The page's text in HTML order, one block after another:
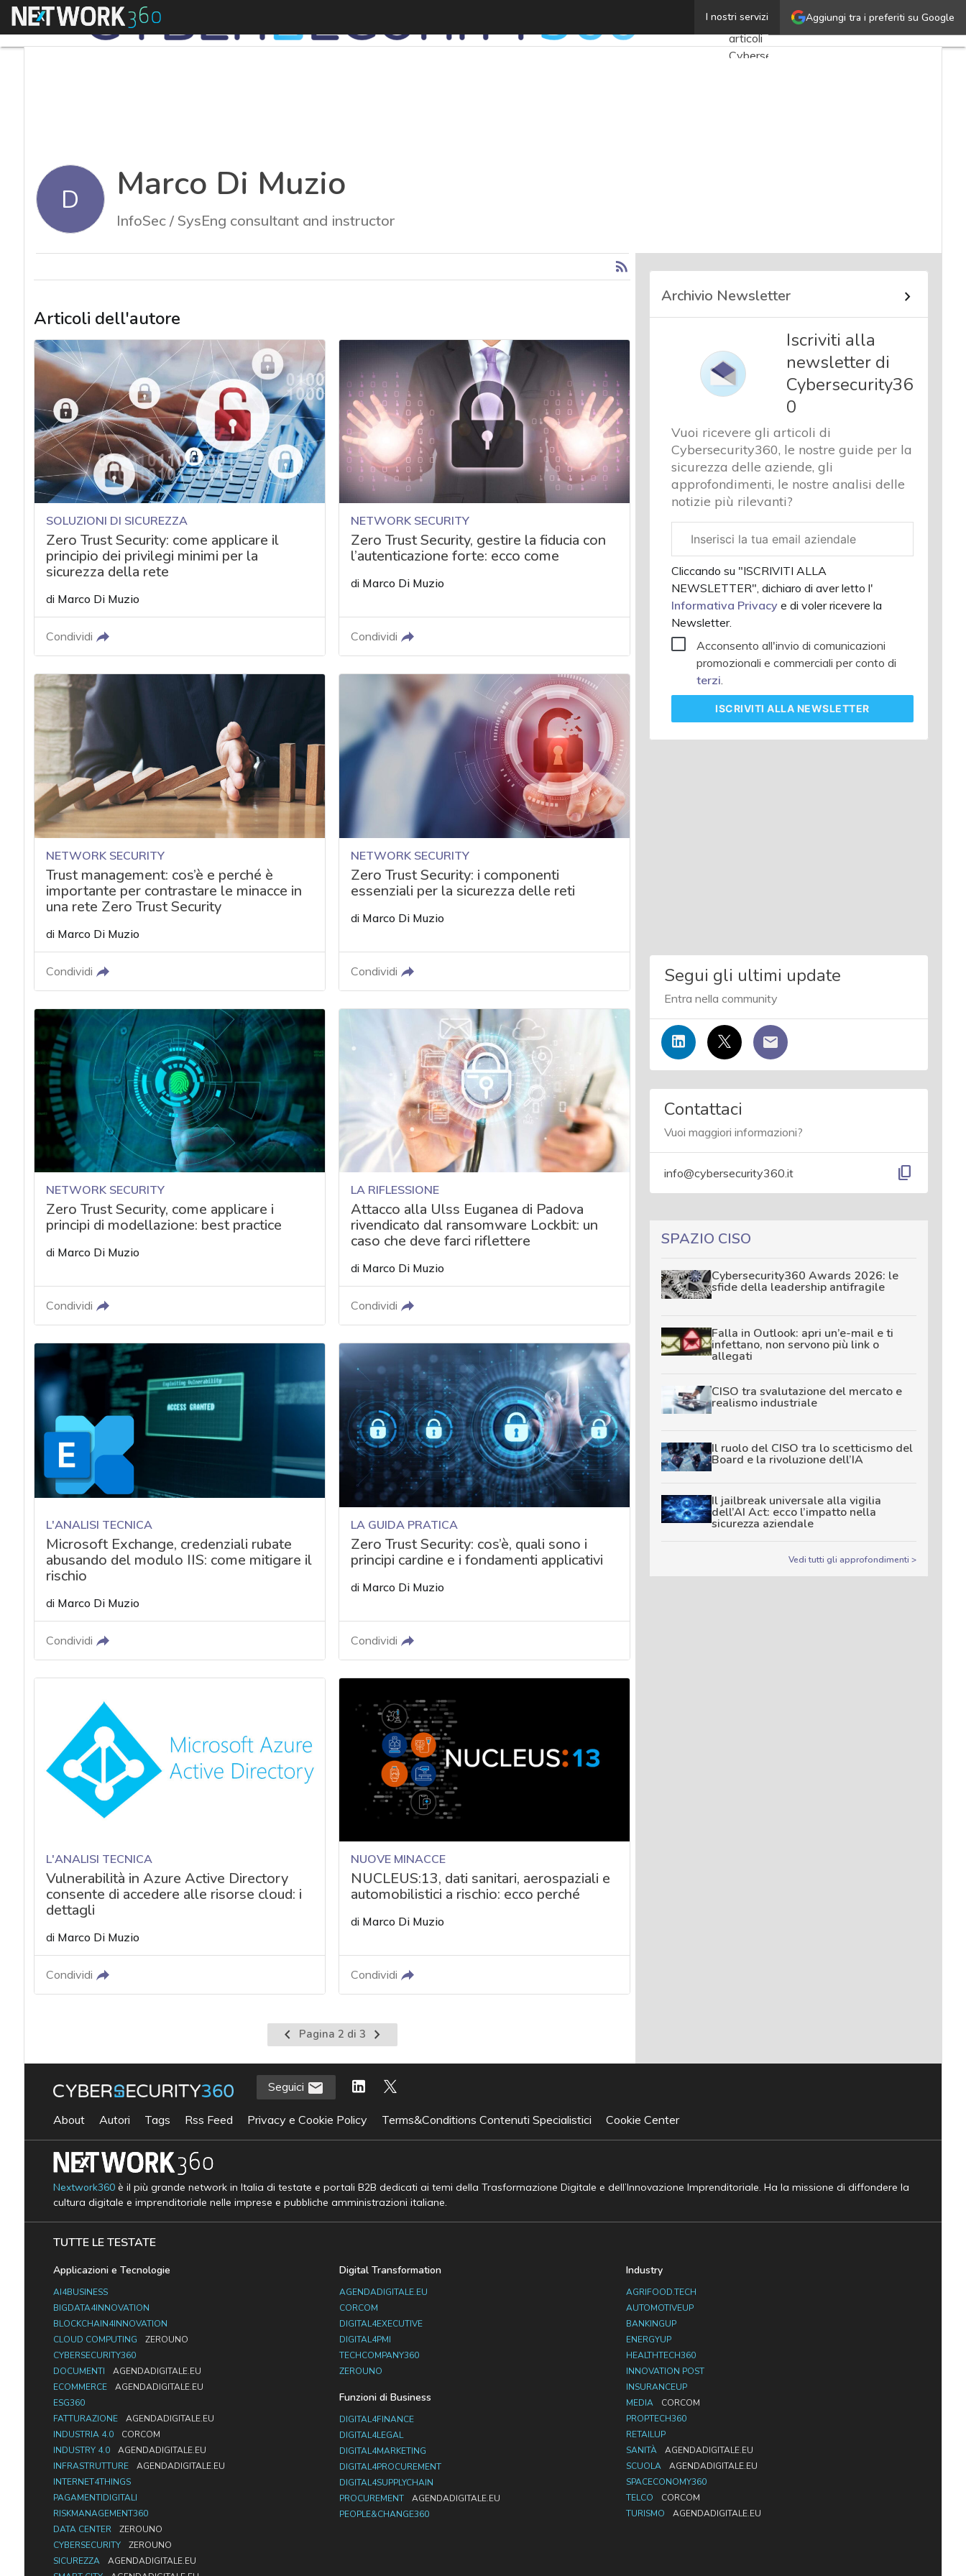
Aggiungi tra i preferiti su Google
I nostri servizi
Menu Marco Di MuzioUltimi
articoli
Cybersecurity
News,
attualità
Cyber
sicurezza
e privacy
Chi
siamo
D Marco Di Muzio
InfoSec / SysEng consultant and instructor
Articoli dell'autore
SOLUZIONI DI SICUREZZA
Zero Trust Security: come applicare il
principio dei privilegi minimi per la
sicurezza della rete
di Marco Di Muzio
Condividi
NETWORK SECURITY
Zero Trust Security, gestire la fiducia con
l’autenticazione forte: ecco come
di Marco Di Muzio
Condividi
NETWORK SECURITY
Trust management: cos’è e perché è
importante per contrastare le minacce in
una rete Zero Trust Security
di Marco Di Muzio
Condividi
NETWORK SECURITY
Zero Trust Security: i componenti
essenziali per la sicurezza delle reti
di Marco Di Muzio
Condividi
NETWORK SECURITY
Zero Trust Security, come applicare i
principi di modellazione: best practice
di Marco Di Muzio
Condividi
LA RIFLESSIONE
Attacco alla Ulss Euganea di Padova
rivendicato dal ransomware Lockbit: un
caso che deve farci riflettere
di Marco Di Muzio
Condividi
L'ANALISI TECNICA
Microsoft Exchange, credenziali rubate
abusando del modulo IIS: come mitigare il
rischio
di Marco Di Muzio
Condividi
LA GUIDA PRATICA
Zero Trust Security: cos’è, quali sono i
principi cardine e i fondamenti applicativi
di Marco Di Muzio
Condividi
L'ANALISI TECNICA
Vulnerabilità in Azure Active Directory
consente di accedere alle risorse cloud: i
dettagli
di Marco Di Muzio
Condividi
NUOVE MINACCE
NUCLEUS:13, dati sanitari, aerospaziali e
automobilistici a rischio: ecco perché
di Marco Di Muzio
Condividi
Pagina
precedente
Pagina 2 di 3
Pagina
successiva
Archivio Newsletter
Iscriviti alla
newsletter di
Cybersecurity36
0
Vuoi ricevere gli articoli di
Cybersecurity360, le nostre guide per la
sicurezza delle aziende, gli
approfondimenti, le nostre analisi delle
notizie più rilevanti?
aziendale
Cliccando su "ISCRIVITI ALLA
NEWSLETTER", dichiaro di aver letto l'
Informativa Privacye di voler ricevere la
Newsletter.
Acconsento all'invio di comunicazioni
promozionali e commerciali per conto di
terzi.
ISCRIVITIALLA NEWSLETTER
Segui gli ultimi update
Entra nella community
Contattaci
Vuoi maggiori informazioni?
info@cybersecurity360.it content_copy
SPAZIO CISO
Cybersecurity360 Awards 2026: le
sfide della leadership antifragile
Falla in Outlook: apri un’e-mail e ti
infettano, non servono più link o
allegati
CISO tra svalutazione del mercato e
realismo industriale
Il ruolo del CISO tra lo scetticismo del
Board e la rivoluzione dell’IA
Il jailbreak universale alla vigilia
dell’AI Act: ecco l’impatto nella
sicurezza aziendale
Vedi tutti gli approfondimenti >
Seguici
About Autori Tags Rss Feed Privacy e Cookie Policy Terms&Conditions Contenuti Specialistici Cookie Center
Nextwork360è il più grande network in Italia di testate e portali B2B dedicati ai temi della Trasformazione Digitale e dell’Innovazione Imprenditoriale. Ha la missione di diffondere la
cultura digitale e imprenditoriale nelle imprese e pubbliche amministrazioni italiane.
TUTTE LE TESTATE
Applicazioni e Tecnologie
AI4BUSINESS
BIGDATA4INNOVATION
BLOCKCHAIN4INNOVATION
CLOUD COMPUTING
ZEROUNO
CYBERSECURITY360
DOCUMENTI
AGENDADIGITALE.EU
ECOMMERCE
AGENDADIGITALE.EU
ESG360
FATTURAZIONE
AGENDADIGITALE.EU
INDUSTRIA 4.0
CORCOM
INDUSTRY 4.0
AGENDADIGITALE.EU
INFRASTRUTTURE
AGENDADIGITALE.EU
INTERNET4THINGS
PAGAMENTIDIGITALI
RISKMANAGEMENT360
DATA CENTER
ZEROUNO
CYBERSECURITY
ZEROUNO
SICUREZZA
AGENDADIGITALE.EU
Digital Transformation
AGENDADIGITALE.EU
CORCOM
DIGITAL4EXECUTIVE
DIGITAL4PMI
TECHCOMPANY360
ZEROUNO
Funzioni di Business
DIGITAL4FINANCE
DIGITAL4LEGAL
DIGITAL4MARKETING
DIGITAL4PROCUREMENT
DIGITAL4SUPPLYCHAIN
PROCUREMENT
AGENDADIGITALE.EU
PEOPLE&CHANGE360
Industry
AGRIFOOD.TECH
AUTOMOTIVEUP
BANKINGUP
ENERGYUP
HEALTHTECH360
INNOVATION POST
INSURANCEUP
MEDIA
CORCOM
PROPTECH360
RETAILUP
SANITÀ
AGENDADIGITALE.EU
SCUOLA
AGENDADIGITALE.EU
SPACECONOMY360
TELCO
CORCOM
TURISMO
AGENDADIGITALE.EU